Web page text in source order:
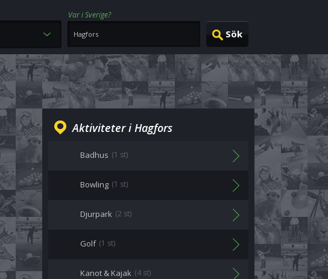
Var i Sverige?
Aktiviteter i Hagfors
Badhus (1 st)
Bowling (1 st)
Djurpark (2 st)
Golf (1 st)
Kanot & Kajak (4 st)